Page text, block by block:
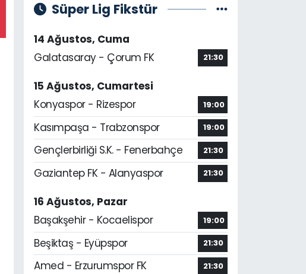
Süper Lig Fikstür
14 Ağustos, Cuma
Galatasaray - Çorum FK
21:30
15 Ağustos, Cumartesi
Konyaspor - Rizespor
19:00
Kasımpaşa - Trabzonspor 19:00
Gençlerbirliği S.K. - Fenerbahçe 21:30
Gaziantep FK - Alanyaspor 21:30
16 Ağustos, Pazar
Başakşehir - Kocaelispor
19:00
Beşiktaş - Eyüpspor 21:30
Amed - Erzurumspor FK 21:30